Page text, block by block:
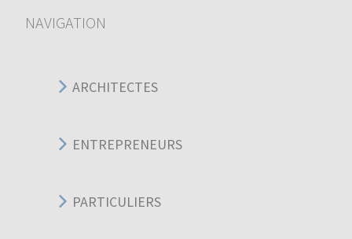
NAVIGATION
ARCHITECTES
ENTREPRENEURS
PARTICULIERS